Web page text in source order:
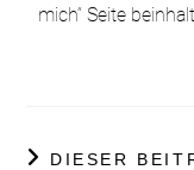
mich“ Seite
DIESER